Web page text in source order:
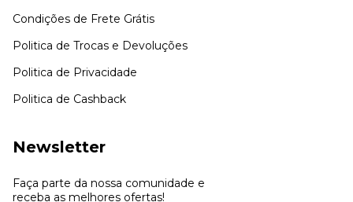
Condições de Frete Grátis
Politica de Trocas e Devoluções
Politica de Privacidade
Politica de Cashback
Newsletter
Faça parte da nossa comunidade e
receba as melhores ofertas!